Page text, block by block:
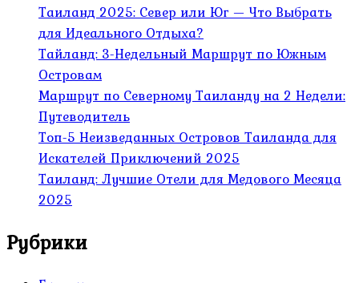
Таиланд 2025: Север или Юг — Что Выбрать
для Идеального Отдыха?
Тайланд: 3-Недельный Маршрут по Южным
Островам
Маршрут по Северному Таиланду на 2 Недели:
Путеводитель
Топ-5 Неизведанных Островов Таиланда для
Искателей Приключений 2025
Таиланд: Лучшие Отели для Медового Месяца
2025
Рубрики